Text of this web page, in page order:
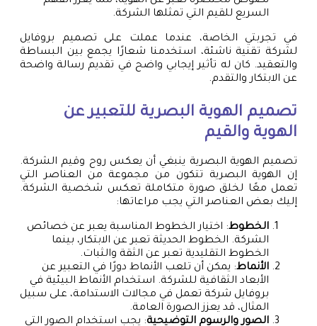
السريع للقيم التي تمثلها الشركة.
في تجربتي الخاصة، عندما عملت على تصميم بروفايل
لشركة تقنية ناشئة، استخدمنا شعارًا يجمع بين البساطة
والتعقيد. كان له تأثير إيجابي واضح في تقديم رسالة واضحة
عن الابتكار والتقدم.
تصميم الهوية البصرية للتعبير عن
الهوية والقيم
تصميم الهوية البصرية ينبغي أن يعكس روح وقيم الشركة.
إن الهوية البصرية تتكون من مجموعة من العناصر التي
تعمل معًا لخلق صورة متكاملة تعكس شخصية الشركة.
إليك بعض العناصر التي يجب مراعاتها:
الخطوط: اختيار الخطوط المناسبة يعبر عن خصائص
الشركة. الخطوط الحديثة تعبر عن الابتكار، بينما
الخطوط التقليدية تعبر عن الثقة والثبات.
الأنماط: يمكن أن تلعب الأنماط دورًا في التعبير عن
الأبعاد الثقافية للشركة. استخدام الأنماط البيئية في
بروفايل شركة تعمل في مجالات الاستدامة، على سبيل
المثال، قد يعزز الصورة العامة.
الصور والرسوم التوضيحية: يجب استخدام الصور التي